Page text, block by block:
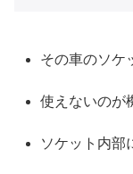
その車のソケ
使えないのが
ソケット内部